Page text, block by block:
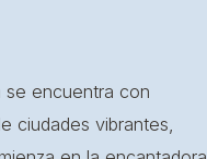
se encuentra con
ciudades vibrantes,